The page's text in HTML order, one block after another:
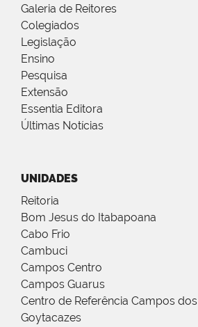
Galeria de Reitores
Colegiados
Legislação
Ensino
Pesquisa
Extensão
Essentia Editora
Últimas Notícias
UNIDADES
Reitoria
Bom Jesus do Itabapoana
Cabo Frio
Cambuci
Campos Centro
Campos Guarus
Centro de Referência Campos dos
Goytacazes